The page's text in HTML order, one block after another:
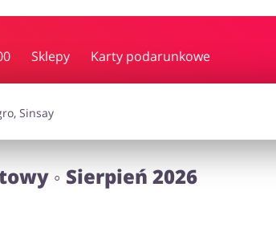
Sklepy Karty podarunkowe
Zdrowie i uroda
◦ Sierpień 2026